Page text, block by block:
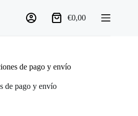
€0,00
de pago y envío
de pago y envío